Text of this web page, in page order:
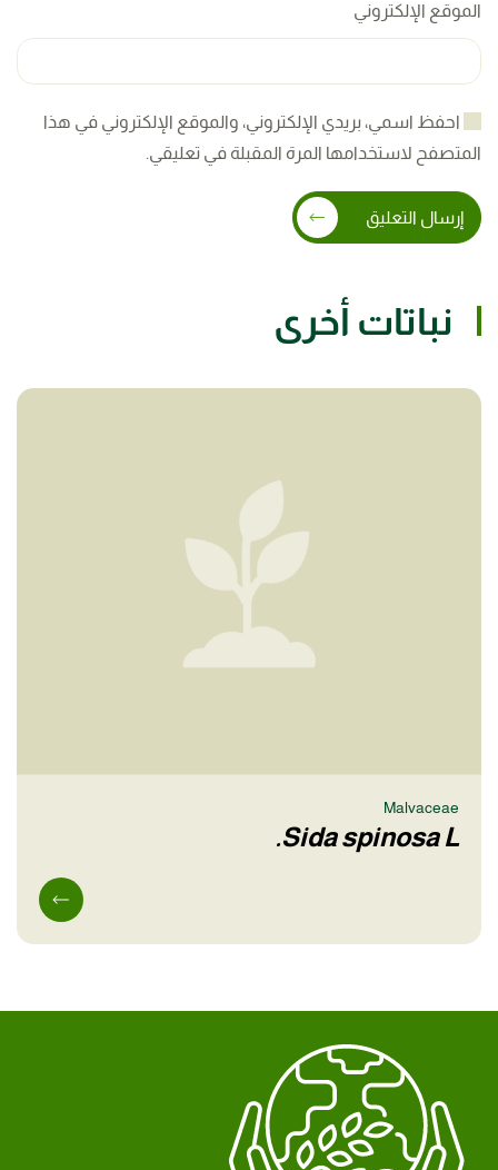
الموقع الإلكتروني
احفظ اسمي، بريدي الإلكتروني، والموقع الإلكتروني في هذا
المتصفح لاستخدامها المرة المقبلة في تعليقي.
إرسال التعليق
نباتات أخرى
Malvaceae
Sida spinosa L.